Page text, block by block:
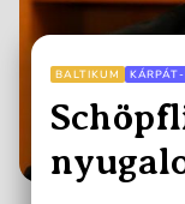
BALTIKUM